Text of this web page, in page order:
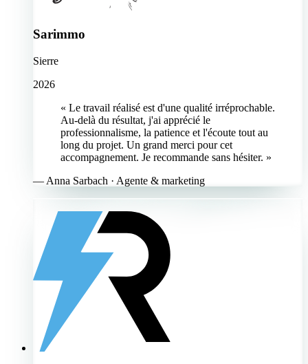
Sarimmo
Sierre
2026
« Le travail réalisé est d'une qualité irréprochable.
Au-delà du résultat, j'ai apprécié le
professionnalisme, la patience et l'écoute tout au
long du projet. Un grand merci pour cet
accompagnement. Je recommande sans hésiter. »
— Anna Sarbach · Agente & marketing